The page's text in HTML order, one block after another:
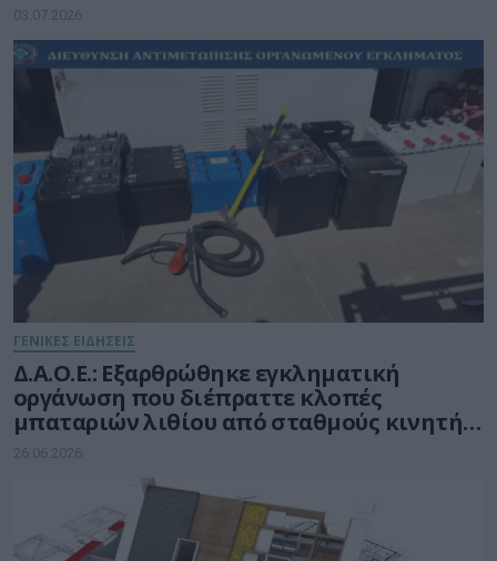
03.07.2026
ΓΕΝΙΚΕΣ ΕΙΔΗΣΕΙΣ
Δ.Α.Ο.Ε.: Εξαρθρώθηκε εγκληματική
οργάνωση που διέπραττε κλοπές
μπαταριών λιθίου από σταθμούς κινητής
τηλεφωνίας
26.06.2026